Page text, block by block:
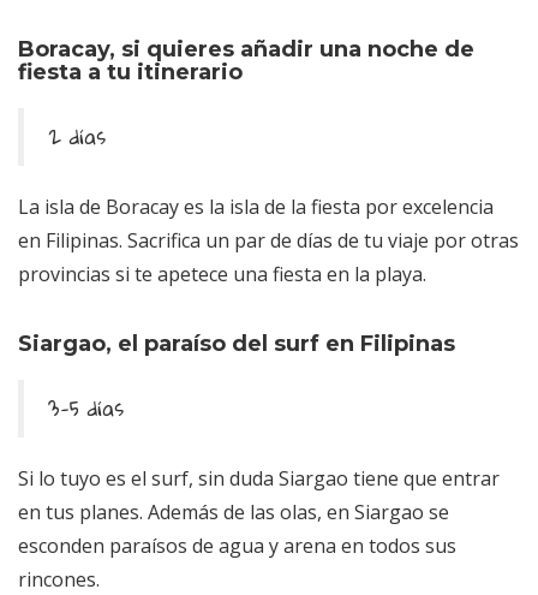
Boracay, si quieres añadir una noche de
fiesta a tu itinerario
2 días
La isla de Boracay es la isla de la fiesta por excelencia
en Filipinas. Sacrifica un par de días de tu viaje por otras
provincias si te apetece una fiesta en la playa.
Siargao, el paraíso del surf en Filipinas
3-5 días
Si lo tuyo es el surf, sin duda Siargao tiene que entrar
en tus planes. Además de las olas, en Siargao se
esconden paraísos de agua y arena en todos sus
rincones.